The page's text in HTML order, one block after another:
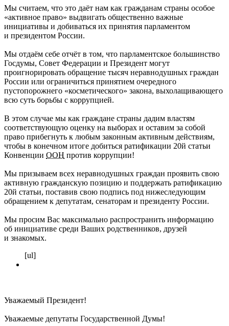
Мы считаем, что это даёт нам как гражданам страны особое
«активное право» выдвигать общественно важные
инициативы и добиваться их принятия парламентом
и президентом России.
Мы отдаём себе отчёт в том, что парламентское большинство
Госдумы, Совет Федерации и Президент могут
проигнорировать обращение тысяч неравнодушных граждан
России или ограничиться принятием очередного
пустопорожнего «косметического» закона, выхолащивающего
всю суть борьбы с коррупцией.
В этом случае мы как граждане страны дадим властям
соответствующую оценку на выборах и оставим за собой
право прибегнуть к любым законным активным действиям,
чтобы в конечном итоге добиться ратификации 20й статьи
Конвенции ООН против коррупции!
Мы призываем всех неравнодушных граждан проявить свою
активную гражданскую позицию и поддержать ратификацию
20й статьи, поставив свою подпись под нижеследующим
обращением к депутатам, сенаторам и президенту России.
Мы просим Вас максимально распространить информацию
об инициативе среди Ваших родственников, друзей
и знакомых.
[ul]
Уважаемый Президент!
Уважаемые депутаты Государственной Думы!